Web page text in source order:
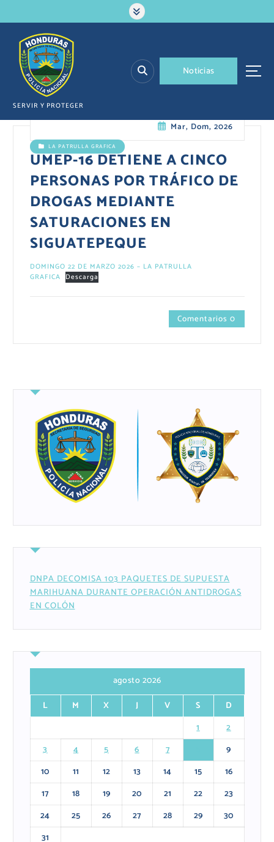
a
SERVIR Y PROTEGER
Noticias
Mar, Dom, 2026
LA PATRULLA GRAFICA
UMEP-16 DETIENE A CINCO
PERSONAS POR TRÁFICO DE
DROGAS MEDIANTE
SATURACIONES EN
SIGUATEPEQUE
DOMINGO 22 DE MARZO 2026 – LA PATRULLA
GRAFICA Descarga
Comentarios 0
DNPA DECOMISA 103 PAQUETES DE SUPUESTA
MARIHUANA DURANTE OPERACIÓN ANTIDROGAS
EN COLÓN
agosto 2026
L
M X J V S
D
1
2
3
4 5 6 7
9
10
11 12 13 14 15
16
17
18 19 20 21 22
23
24
25 26 27 28 29
30
31